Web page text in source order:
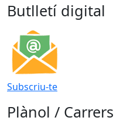
Butlletí digital
Subscriu-te
Plànol / Carrers